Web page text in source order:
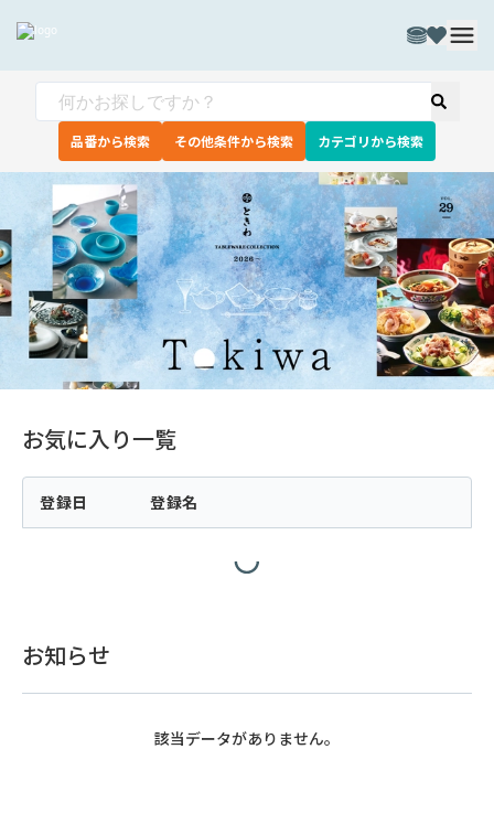
品番から検索 その他条件から検索 カテゴリから検索
お気に入り一覧
登録日 登録名
お知らせ
該当データがありません。